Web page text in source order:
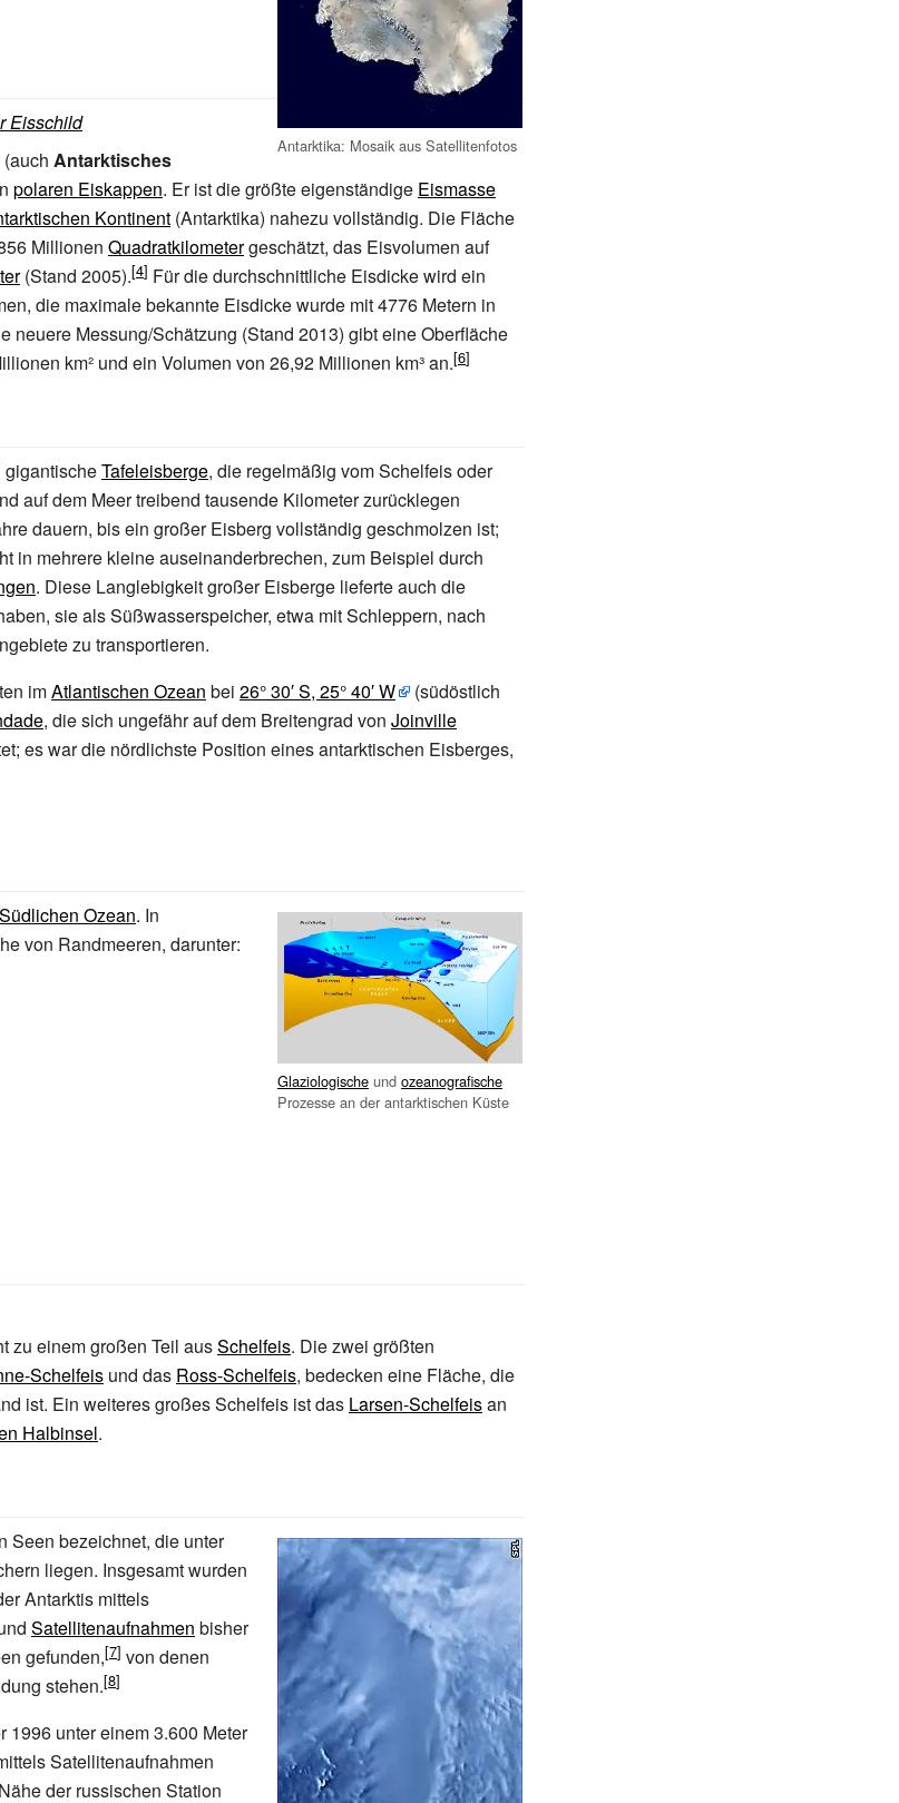
Antarktika: Mosaik aus Satellitenfotos
Eisschild
(auch Antarktisches
polaren Eiskappen. Er ist die größte eigenständige Eismasse
Kontinent (Antarktika) nahezu vollständig. Die Fläche
Millionen Quadratkilometergeschätzt, das Eisvolumen auf
(Stand 2005).
Für die durchschnittliche Eisdicke wird ein
die maximale bekannte Eisdicke wurde mit 4776 Metern in
neuere Messung/Schätzung (Stand 2013) gibt eine Oberfläche
km² und ein Volumen von 26,92 Millionen km³ an.
gigantischeTafeleisberge, die regelmäßig vom Schelfeis oder
auf dem Meer treibend tausende Kilometer zurücklegen
dauern, bis ein großer Eisberg vollständig geschmolzen ist;
in mehrere kleine auseinanderbrechen, zum Beispiel durch
. Diese Langlebigkeit großer Eisberge lieferte auch die
sie als Süßwasserspeicher, etwa mit Schleppern, nach
zu transportieren.
imAtlantischen Ozean bei 26°30′S, 25°40′W
(südöstlich
, die sich ungefähr auf dem Breitengrad von Joinville
es war die nördlichste Position eines antarktischen Eisberges,
Glaziologische und ozeanografische
Prozesse an der antarktischen Küste
Südlichen Ozean. In
von Randmeeren, darunter:
zu einem großen Teil ausSchelfeis. Die zwei größten
Schelfeis und das Ross-Schelfeis, bedecken eine Fläche, die
ist. Ein weiteres großes Schelfeis ist das Larsen-Schelfeisan
Halbinsel.
Seen bezeichnet, die unter
liegen. Insgesamt wurden
Antarktis mittels
Satellitenaufnahmen bisher
gefunden,
von denen
stehen.
1996 unter einem 3.600 Meter
Satellitenaufnahmen
der russischen Station